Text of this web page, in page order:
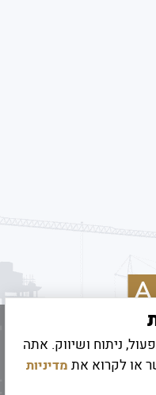
ניתוח ושיווק. אתה
או לקרוא את מדיניות